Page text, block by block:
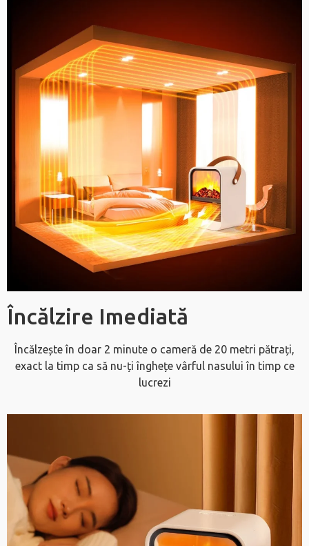
Încălzire Imediată
Încălzește în doar 2 minute o cameră de 20 metri pătrați,
exact la timp ca să nu-ți înghețe vârful nasului în timp ce
lucrezi